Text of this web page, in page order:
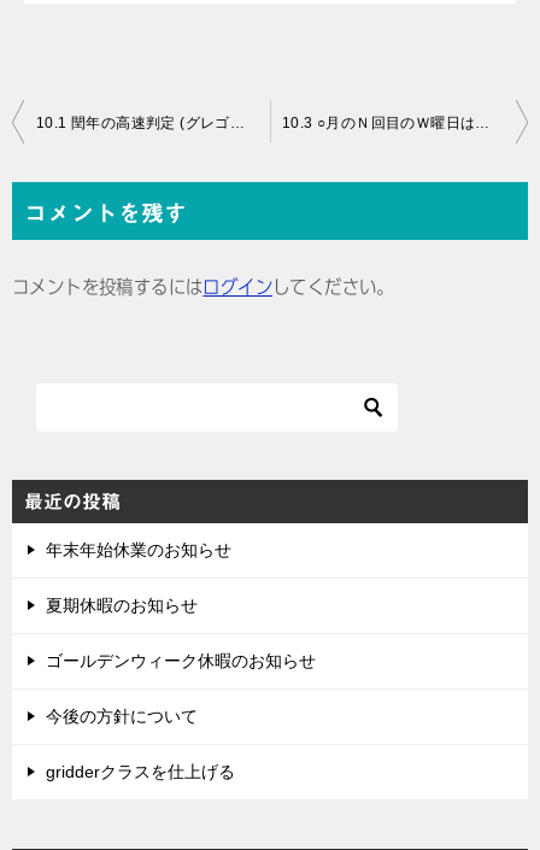
投
ビ
10.1 閏年の高速判定 (グレゴリオ暦／ユリウス暦) 10.3 ○月のＮ回目のＷ曜日は何日？
コメントを残す
コメントを投稿するにはログインしてください。
最近の投稿
年末年始休業のお知らせ
夏期休暇のお知らせ
ゴールデンウィーク休暇のお知らせ
今後の方針について
gridderクラスを仕上げる